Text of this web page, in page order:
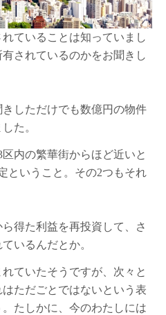
ていることは知っていまし
されているのかをお聞きし
しただけでも数億円の物件
た。
内の繁華街からほど近いと
ということ。その2つもそれ
得た利益を再投資して、さ
いるんだとか。
ていたそうですが、次々と
ただごとではないという表
たしかに、今のわたしには